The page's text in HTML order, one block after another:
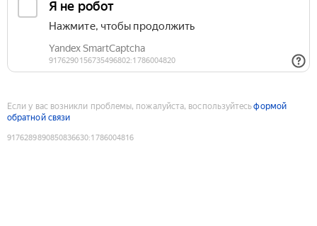
Если у вас возникли проблемы, пожалуйста, воспользуйтесьформой
обратной связи
9176289890850836630:1786004816